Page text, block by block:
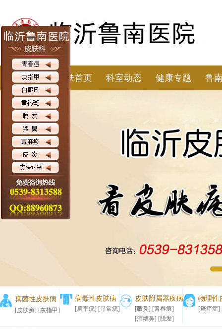
皮肤首页 科室动态 健康专题 鲁
真菌性皮肤病
[皮肤癣] [灰指甲]
病毒性皮肤病
[扁平疣] [寻常疣]
皮肤附属器疾病
[腋臭] [青春痘]
[酒糟鼻] [脱发]
物理性
[瘙痒症]